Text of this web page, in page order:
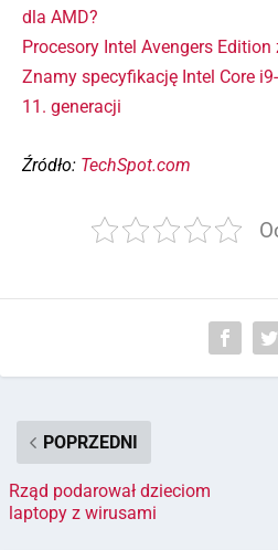
dla AMD?
Procesory Intel Avengers
Znamy specyfikację Intel Core
11. generacji
Źródło: TechSpot.com
POPRZEDNI
Rząd podarował dzieciom
laptopy z wirusami